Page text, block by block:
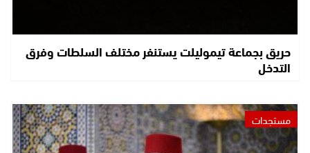
حريق بجماعة تيموليلت يستنفر مختلف السلطات وفرق
التدخل
مستجدات